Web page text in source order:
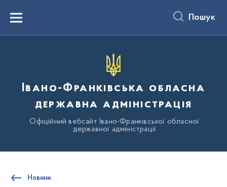
вмістуMenu Пошук
Івано-Франківська обласна
державна адміністрація
Офіційний вебсайт Івано-Франківської обласної
державної адміністрації
Новини